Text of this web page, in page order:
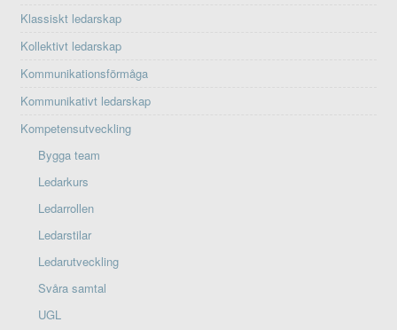
Klassiskt ledarskap
Kollektivt ledarskap
Kommunikationsförmåga
Kommunikativt ledarskap
Kompetensutveckling
Bygga team
Ledarkurs
Ledarrollen
Ledarstilar
Ledarutveckling
Svåra samtal
UGL